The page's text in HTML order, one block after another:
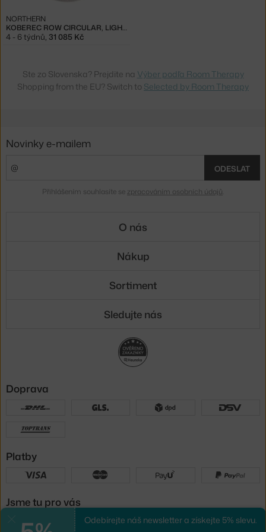
KOBEREC ROW CIRCULAR, LIGHT GREY
NORTHERN
4 - 6 týdnů, 31 085 Kč
Ste zo Slovenska? Prejdite na Výber podľa Room Therapy
Shopping from the EU? Switch to Selected by Room Therapy
Odebírejte náš newsletter a získejte 5% slevu.
Novinky e-mailem
ODESLAT
Přihlášením souhlasíte se zpracováním osobních údajů
O nás
Nákup
Sortiment
Sledujte nás
Doprava
Platby
Jsme tu pro vás